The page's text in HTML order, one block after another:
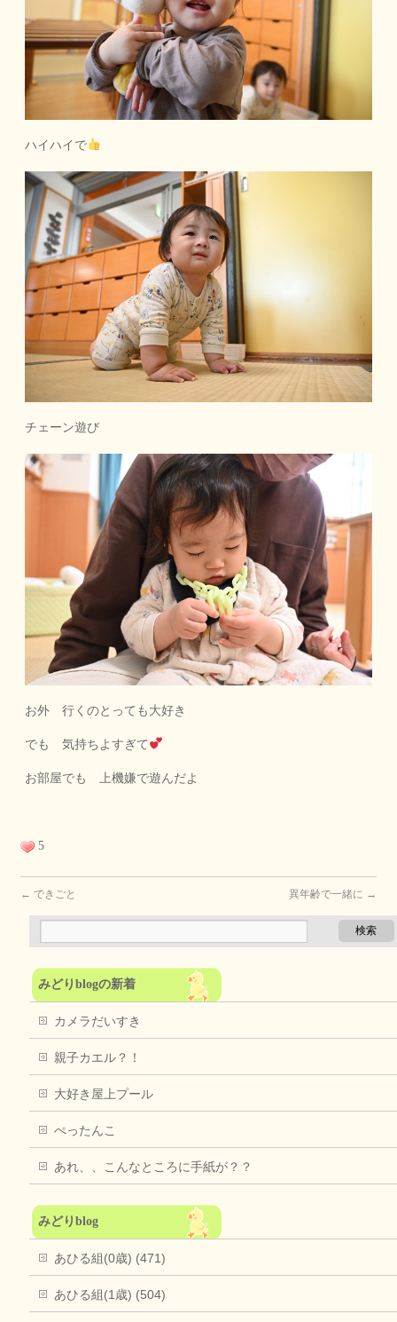
ハイハイで
チェーン遊び
お外 行くのとっても大好き
でも 気持ちよすぎて
お部屋でも 上機嫌で遊んだよ
5
← できごと 異年齢で一緒に →
みどりblogの新着
カメラだいすき
親子カエル？！
大好き屋上プール
ぺったんこ
あれ、、こんなところに手紙が？？
みどりblog
あひる組(0歳) (471)
あひる組(1歳) (504)